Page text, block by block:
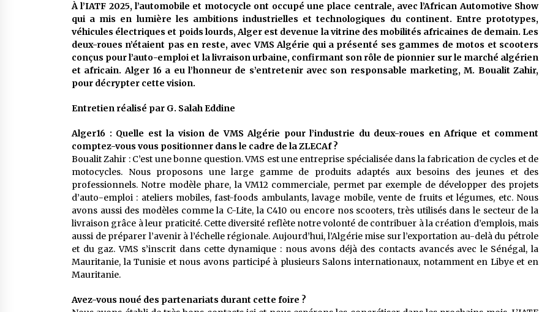
Lancement d’une campagne
nationale de sensibilisation sur la
lutte contre le travail informel
3 semaines ago
Première voiture de course conçue
et fabriquée localement : Une équipe
d’étudiants algériens participe à
une compétition internationale
3 semaines ago
À l’IATF 2025, l’automobile et motocycle ont occupé une place centrale, avec l’African Automotive Show
qui a mis en lumière les ambitions industrielles et technologiques du continent. Entre prototypes,
véhicules électriques et poids lourds, Alger est devenue la vitrine des mobilités africaines de demain. Les
deux-roues n’étaient pas en reste, avec VMS Algérie qui a présenté ses gammes de motos et scooters
conçus pour l’auto-emploi et la livraison urbaine, confirmant son rôle de pionnier sur le marché algérien
et africain. Alger 16 a eu l’honneur de s’entretenir avec son responsable marketing, M. Boualit Zahir,
pour décrypter cette vision.
Entretien réalisé par G. Salah Eddine
Alger16 : Quelle est la vision de VMS Algérie pour l’industrie du deux-roues en Afrique et comment
comptez-vous vous positionner dans le cadre de la ZLECAf ?
Boualit Zahir : C’est une bonne question. VMS est une entreprise spécialisée dans la fabrication de cycles et de
motocycles. Nous proposons une large gamme de produits adaptés aux besoins des jeunes et des
professionnels. Notre modèle phare, la VM12 commerciale, permet par exemple de développer des projets
d’auto-emploi : ateliers mobiles, fast-foods ambulants, lavage mobile, vente de fruits et légumes, etc. Nous
avons aussi des modèles comme la C-Lite, la C410 ou encore nos scooters, très utilisés dans le secteur de la
livraison grâce à leur praticité. Cette diversité reflète notre volonté de contribuer à la création d’emplois, mais
aussi de préparer l’avenir à l’échelle régionale. Aujourd’hui, l’Algérie mise sur l’exportation au-delà du pétrole
et du gaz. VMS s’inscrit dans cette dynamique : nous avons déjà des contacts avancés avec le Sénégal, la
Mauritanie, la Tunisie et nous avons participé à plusieurs Salons internationaux, notamment en Libye et en
Mauritanie.
Avez-vous noué des partenariats durant cette foire ?